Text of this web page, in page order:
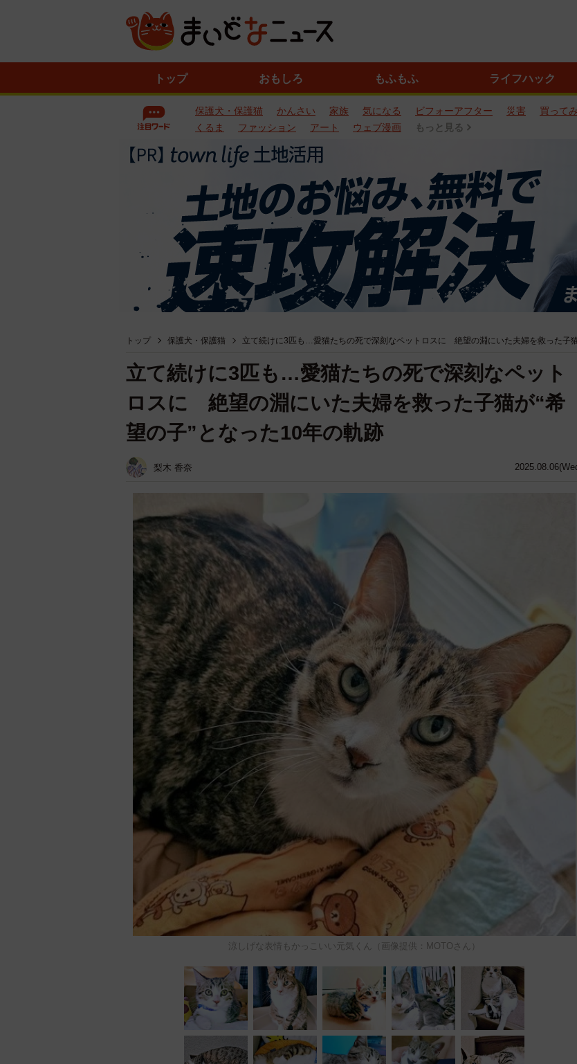
トップ おもしろ もふもふ ライフハック
保護犬・保護猫 かんさい 家族 気になる ビフォーアフター 災害 買って
くるま
ファッション アート ウェブ漫画 もっと見る
トップ 保護犬・保護猫 立て続けに3匹も…愛猫たちの死で深刻なペットロスに 絶望の淵にいた夫婦を救った子
立て続けに3匹も…愛猫たちの死で深刻なペット
ロスに 絶望の淵にいた夫婦を救った子猫が“希
望の子”となった10年の軌跡
梨木 香奈
涼しげな表情もかっこいい元気くん（画像提供：MOTOさん）